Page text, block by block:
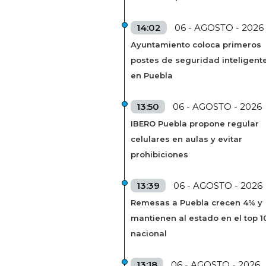
14:02 06 - AGOSTO - 2026
Ayuntamiento coloca primeros
postes de seguridad
en Puebla
13:50 06 - AGOSTO - 2026
IBERO Puebla propone regular
celulares en aulas y evitar
prohibiciones
13:39 06 - AGOSTO - 2026
Remesas a Puebla crecen 4% y
mantienen al estado en el top
nacional